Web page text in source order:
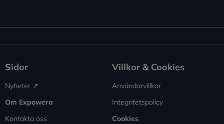
Sidor
Nyheter ↗︎
Om Expowera
Kontakta oss
Villkor & Cookies
Användarvillkor
Integritetspolicy
Cookies